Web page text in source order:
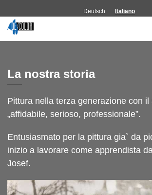
Deutsch Italiano
La nostra storia
Pittura nella terza generazione con il
„affidabile, serioso, professionale”.
Entusiasmato per la pittura gia` da
inizio a lavorare come apprendista
Josef.